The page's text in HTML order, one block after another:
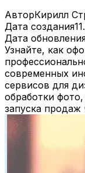
АвторКирилл
Дата создания
Дата
Узнайте, как
современных
сервисов для
обработки
запуска продаж